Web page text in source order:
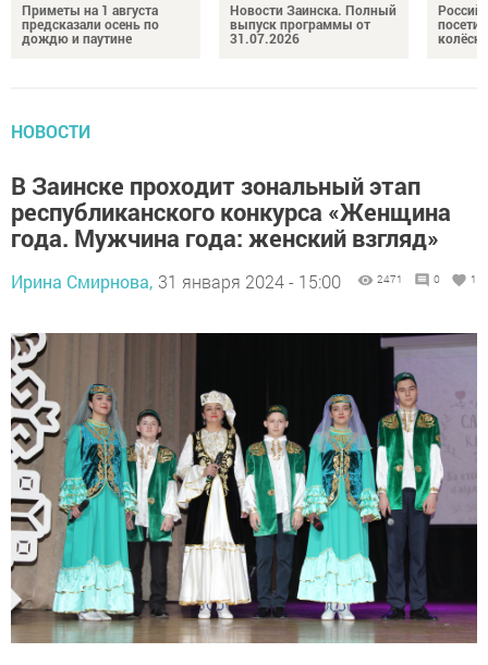
Приметы на 1 августа
предсказали осень по
дождю и паутине
Новости Заинска. Полный
выпуск программы от
31.07.2026
НОВОСТИ
В Заинске проходит зональный этап
республиканского конкурса «Женщина
года. Мужчина года: женский взгляд»
Ирина Смирнова, 31 января 2024 - 15:00 2471 0 1